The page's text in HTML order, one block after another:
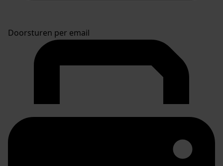
Doorsturen per email